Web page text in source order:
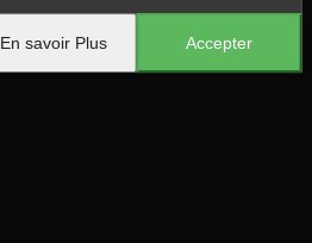
En savoir Plus Accepter